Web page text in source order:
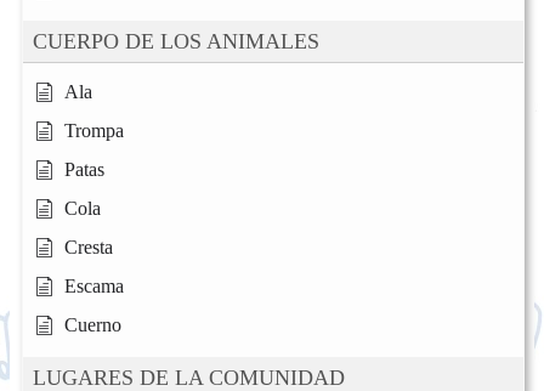
CUERPO DE LOS ANIMALES
Ala
Trompa
Patas
Cola
Cresta
Escama
Cuerno
LUGARES DE LA COMUNIDAD